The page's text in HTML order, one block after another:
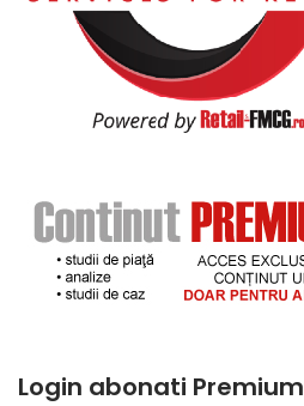
Login abonati Premium